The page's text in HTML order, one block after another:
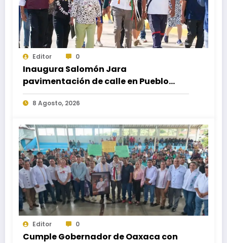
Editor 0
Inaugura Salomón Jara
pavimentación de calle en Pueblo
Nuevo; fortalece movilidad y
conectividad
8 Agosto, 2026
Editor 0
Cumple Gobernador de Oaxaca con